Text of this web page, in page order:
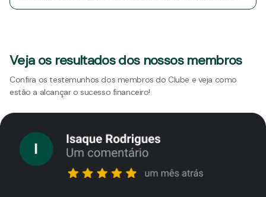
Veja os resultados dos nossos membros
Confira os testemunhos dos membros do Clube e veja como
estão a alcançar o sucesso financeiro!